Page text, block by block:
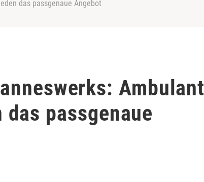
das passgenaue Angebot
Ambulant
passgenaue